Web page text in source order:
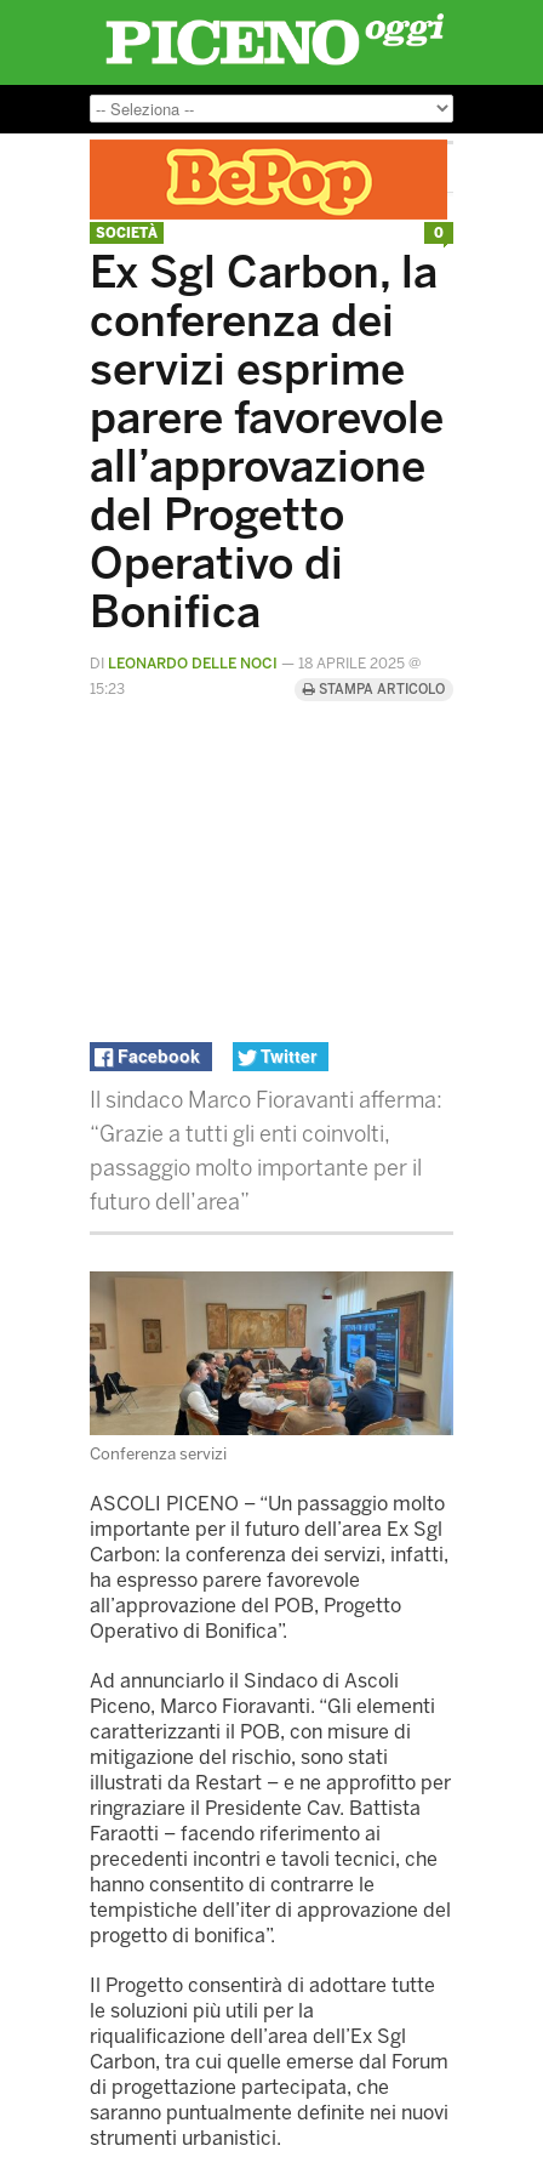
SOCIETÀ
Ex Sgl Carbon, la
conferenza dei
servizi esprime
parere favorevole
all’approvazione
del Progetto
Operativo di
Bonifica
DI LEONARDO DELLE NOCI — 18 APRILE 2025 @
15:23
STAMPA ARTICOLO
Facebook Twitter
Il sindaco Marco Fioravanti afferma:
“Grazie a tutti gli enti coinvolti,
passaggio molto importante per il
futuro dell’area”
Conferenza servizi
ASCOLI PICENO – “Un passaggio molto
importante per il futuro dell’area Ex Sgl
Carbon: la conferenza dei servizi, infatti,
ha espresso parere favorevole
all’approvazione del POB, Progetto
Operativo di Bonifica”.
Ad annunciarlo il Sindaco di Ascoli
Piceno, Marco Fioravanti. “Gli elementi
caratterizzanti il POB, con misure di
mitigazione del rischio, sono stati
illustrati da Restart – e ne approfitto per
ringraziare il Presidente Cav. Battista
Faraotti – facendo riferimento ai
precedenti incontri e tavoli tecnici, che
hanno consentito di contrarre le
tempistiche dell’iter di approvazione del
progetto di bonifica”.
Il Progetto consentirà di adottare tutte
le soluzioni più utili per la
riqualificazione dell’area dell’Ex Sgl
Carbon, tra cui quelle emerse dal Forum
di progettazione partecipata, che
saranno puntualmente definite nei nuovi
strumenti urbanistici.
0